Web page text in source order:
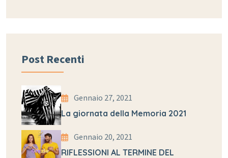
Post Recenti
Gennaio 27, 2021
La giornata della Memoria 2021
Gennaio 20, 2021
RIFLESSIONI AL TERMINE DEL